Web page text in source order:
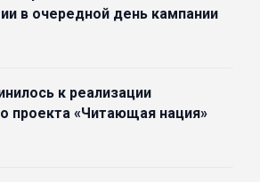
в очередной день кампании
к реализации
проекта «Читающая нация»